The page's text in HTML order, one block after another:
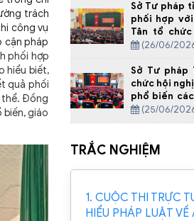
trách
công vụ
cận pháp
phối hợp
hiểu biết,
quả phối
Đồng
biến, giáo
Sở Tư pháp
phối hợp với
Tân tổ
huấn công
(26/06/
Sở Tư pháp
chức hội
phổ biến
pháp luật về
xã đạt
(25/06/
TRẮC NGHIỆM
1. CUỘC THI TRỰC
HIỂU PHÁP LUẬT